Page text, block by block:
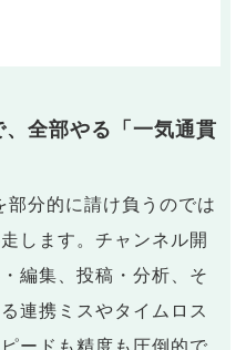
全部やる「一気通貫
分的に請け負うのでは
します。チャンネル開
編集、投稿・分析、そ
連携ミスやタイムロス
ードも精度も圧倒的で